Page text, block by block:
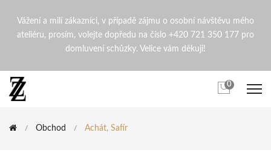
Achát, Safír | ZdenaZingopi
Vážení a milí zákazníci, v případě zájmu o osobní návštěvu mého
ateliéru, prosím, volejte dopředu na číslo +420 721 350 177 pro
domluvení schůzky. Velice vám děkuji!
0
Obchod Achát, Safír